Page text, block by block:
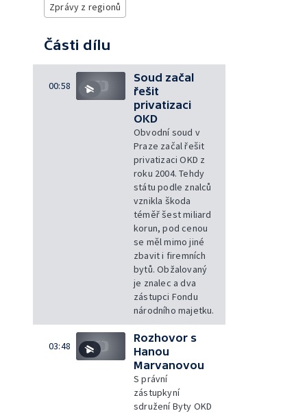
Zprávy z regionů
Části dílu
00:58
Soud začal
řešit
privatizaci
OKD
Obvodní soud v
Praze začal řešit
privatizaci OKD z
roku 2004. Tehdy
státu podle znalců
vznikla škoda
téměř šest miliard
korun, pod cenou
se měl mimo jiné
zbavit i firemních
bytů. Obžalovaný
je znalec a dva
zástupci Fondu
národního majetku.
03:48
Rozhovor s
Hanou
Marvanovou
S právní
zástupkyní
sdružení Byty OKD